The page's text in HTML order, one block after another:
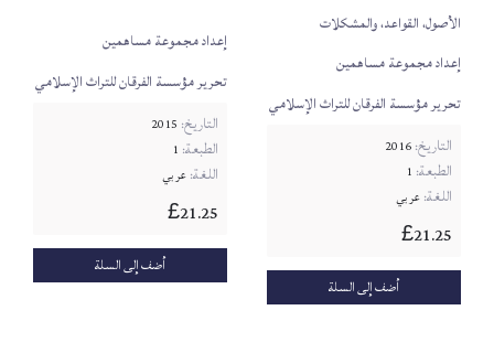
الأصول، القواعد، والمشكلات
إعداد مجموعة مساهمين
تحرير مؤسسة الفرقان للتراث الإسلامي
التاريخ:2016
الطبعة: 1
اللغة:عربي
£21.25
أضف إلى السلة
إعداد مجموعة مساهمين
تحرير مؤسسة الفرقان للتراث الإسلامي
التاريخ: 2015
الطبعة: 1
اللغة:عربي
£21.25
أضف إلى السلة